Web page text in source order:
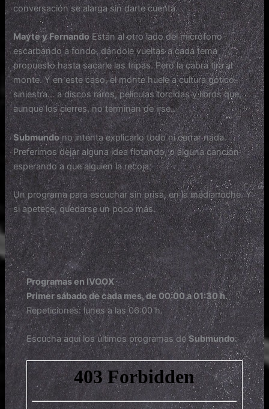
conversación se alarga sin darte cuenta.
Mayte y FernandoEstán al otro lado del micrófono
escarbando a fondo, dándole vueltas a cada tema
propuesto hasta sacarle las tripas. Pero la cabra tira al
monte. Y en este caso, el monte huele a cultura gótico-
siniestra… a discos raros, películas torcidas y libros que,
aunque los cierres, no terminan de irse..
Submundono intenta explicarlo todo ni cerrar nada.
Preferimos dejar alguna idea flotando, o alguna canción
esperando a que alguien la recoja.
Un programa para escuchar sin prisa, en la medianoche. Y
si apetece, quedarse un poco más.
Programas en IVOOX
Primer sábado de cada mes, de 00:00 a 01:30 h.
Repeticiones: lunes a las 06:00 h.
Escucha aquí los últimos programas deSubmundo: